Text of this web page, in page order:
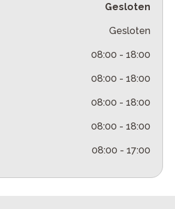
Gesloten
Gesloten
08:00 - 18:00
08:00 - 18:00
08:00 - 18:00
08:00 - 18:00
08:00 - 17:00